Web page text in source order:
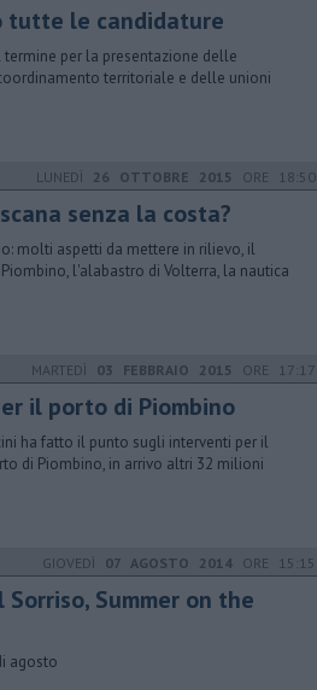
tutte le candidature
per la presentazione delle
territoriale e delle unioni
LUNEDÌ 26 OTTOBRE 2015 ORE 18:50
senza la costa?
molti aspetti da mettere in rilievo, il
l'alabastro di Volterra, la nautica
MARTEDÌ 03 FEBBRAIO 2015 ORE 17:17
il porto di Piombino
ha fatto il punto sugli interventi per il
di Piombino, in arrivo altri 32 milioni
GIOVEDÌ 07 AGOSTO 2014 ORE 15:15
Summer on the
agosto